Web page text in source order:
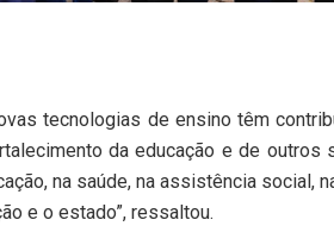
tecnologias de ensino têm
da educação e de outros
na saúde, na assistência social,
e o estado”, ressaltou.